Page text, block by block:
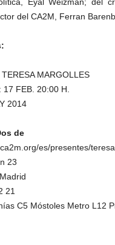
del CA2M, Ferran
MARGOLLES
17 FEB. 20:00 H.
2014
de
es/presentes/
23
21
C5 Móstoles Metro L12